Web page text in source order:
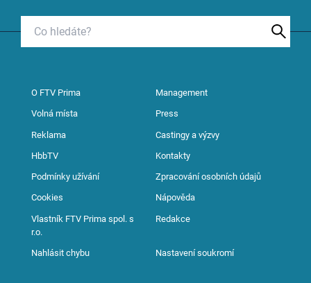
O FTV Prima Management
Volná místa Press
Reklama Castingy a výzvy
HbbTV Kontakty
Podmínky užívání Zpracování osobních údajů
Cookies Nápověda
Vlastník FTV Prima spol. s
r.o.
Redakce
Nahlásit chybu Nastavení soukromí